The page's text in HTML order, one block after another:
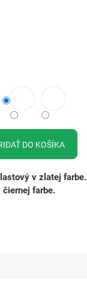
DO KOŠÍKA
v zlatej
farbe.